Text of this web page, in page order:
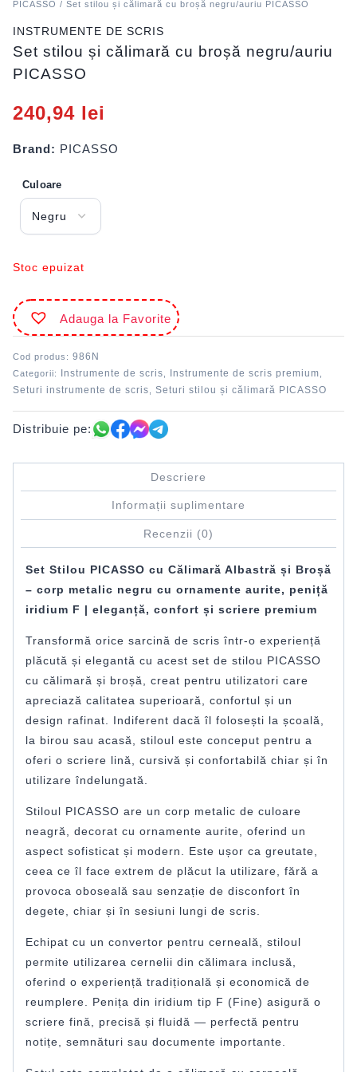
PICASSO / Set stilou și călimară cu broșă negru/auriu PICASSO
INSTRUMENTE DE SCRIS
Set stilou și călimară cu broșă negru/auriu
PICASSO
240,94 lei
Brand: PICASSO
Culoare
Stoc epuizat
Adauga la Favorite
Cod produs: 986N
Categorii: Instrumente de scris Instrumente de scris premium
Seturi instrumente de scris Seturi stilou și călimară PICASSO
Distribuie pe:
Descriere
Informații suplimentare
Recenzii (0)
Set Stilou PICASSO cu Călimară Albastră și Broșă
– corp metalic negru cu ornamente aurite, peniță
iridium F | eleganță, confort și scriere premium
Transformă orice sarcină de scris într-o experiență
plăcută și elegantă cu acest set de stilou PICASSO
cu călimară și broșă, creat pentru utilizatori care
apreciază calitatea superioară, confortul și un
design rafinat. Indiferent dacă îl folosești la școală,
la birou sau acasă, stiloul este conceput pentru a
oferi o scriere lină, cursivă și confortabilă chiar și în
utilizare îndelungată.
Stiloul PICASSO are un corp metalic de culoare
neagră, decorat cu ornamente aurite, oferind un
aspect sofisticat și modern. Este ușor ca greutate,
ceea ce îl face extrem de plăcut la utilizare, fără a
provoca oboseală sau senzație de disconfort în
degete, chiar și în sesiuni lungi de scris.
Echipat cu un convertor pentru cerneală, stiloul
permite utilizarea cernelii din călimara inclusă,
oferind o experiență tradițională și economică de
reumplere. Penița din iridium tip F (Fine) asigură o
scriere fină, precisă și fluidă — perfectă pentru
notițe, semnături sau documente importante.